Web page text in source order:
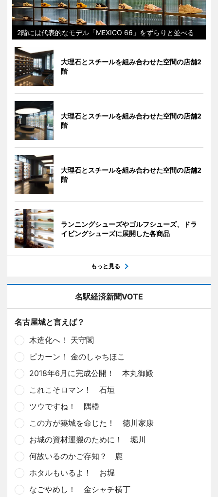
2階には代表的なモデル「MEXICO 66」をずらりと並べる
大理石とスチールを組み合わせた空間の店舗2
階
大理石とスチールを組み合わせた空間の店舗2
階
大理石とスチールを組み合わせた空間の店舗2
階
ランニングシューズやゴルフシューズ、ドラ
イビングシューズに展開した各商品
もっと見る
名駅経済新聞VOTE
名古屋城と言えば？
木造化へ！ 天守閣
ピカーン！ 金のしゃちほこ
2018年6月に完成公開！ 本丸御殿
これこそロマン！ 石垣
ツウですね！ 隅櫓
この方が築城を命じた！ 徳川家康
お城の資材運搬のために！ 堀川
何故いるのかご存知？ 鹿
ホタルもいるよ！ お堀
なごやめし！ 金シャチ横丁